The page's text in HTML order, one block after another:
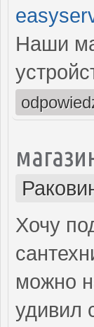
Наши
Хочу
можно
удивил